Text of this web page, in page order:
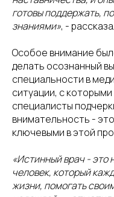
готовы поддержать,
знаниями», -
Особое внимание
делать осознанный
специальности в
ситуации, с
специалисты
внимательность -
ключевыми в этой
«Истинный врач - это
человек, который
жизни, помогать